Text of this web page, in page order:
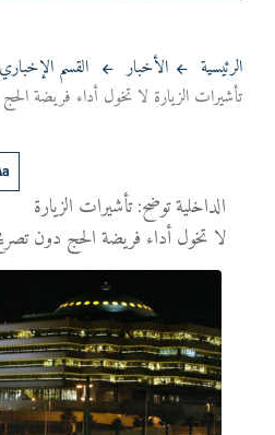
الرئيسية الأخبار القسم الإخباري
تأشيرات الزيارة لا تخول أداء فريضة
الداخلية توضح: تأشيرات الزيارة
لا تخول أداء فريضة الحج دون